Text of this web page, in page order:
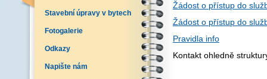
Stavební úpravy v bytech
Fotogalerie
Odkazy
Napište nám
Žádost o přístup do
Žádost o přístup do
Pravidla info
Kontakt ohledně